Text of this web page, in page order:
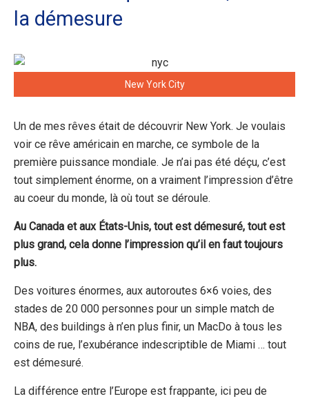
la démesure
New York City
Un de mes rêves était de découvrir New York. Je voulais
voir ce rêve américain en marche, ce symbole de la
première puissance mondiale. Je n’ai pas été déçu, c’est
tout simplement énorme, on a vraiment l’impression d’être
au coeur du monde, là où tout se déroule.
Au Canada et aux États-Unis, tout est démesuré, tout est
plus grand, cela donne l’impression qu’il en faut toujours
plus.
Des voitures énormes, aux autoroutes 6×6 voies, des
stades de 20 000 personnes pour un simple match de
NBA, des buildings à n’en plus finir, un MacDo à tous les
coins de rue, l’exubérance indescriptible de Miami … tout
est démesuré.
La différence entre l’Europe est frappante, ici peu de